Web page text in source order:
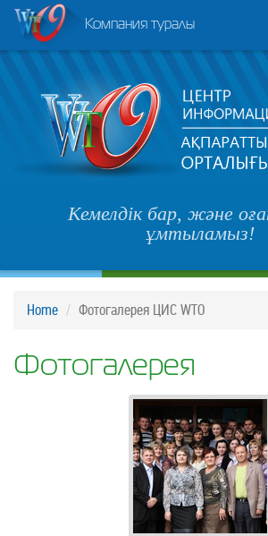
Компания туралы
Кемелдік бар, және
ұмтыламыз!
Home Фотогалерея ЦИС WTO
Фотогалерея